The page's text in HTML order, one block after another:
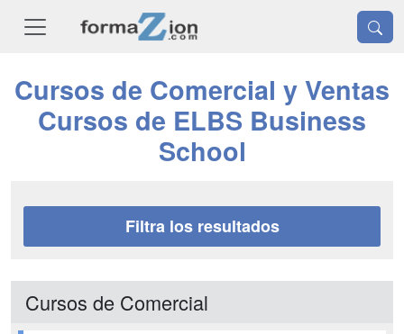
Cursos de Comercial y Ventas
Cursos de ELBS Business
School
Filtra los resultados
Cursos de Comercial